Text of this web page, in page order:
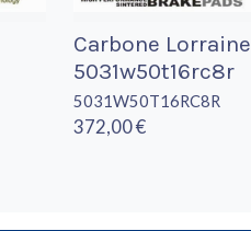
Carbone Lorraine
5031w50t16rc8r
5031W50T16RC8R
372,00 €